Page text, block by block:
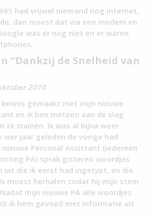
had vrijwel niemand nog internet,
dan moest dat via een modem en
was er nog niet en er waren
“Dankzij de Snelheid van
2010
gemaakt met mijn nieuwe
en ik ben meteen aan de slag
te trainen. Ik was al bijna weer
vier jaar geleden de vorige had
Personal Assistant (iedereen
PA) sprak gisteren woordjes
uit die ik eerst had ingetypt, en die
moest herhalen zodat hij mijn stem
mijn nieuwe PA alle woordjes
ik hem gevoed met informatie uit